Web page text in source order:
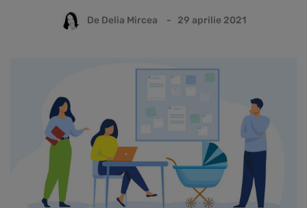
De Delia Mircea 29 aprilie 2021